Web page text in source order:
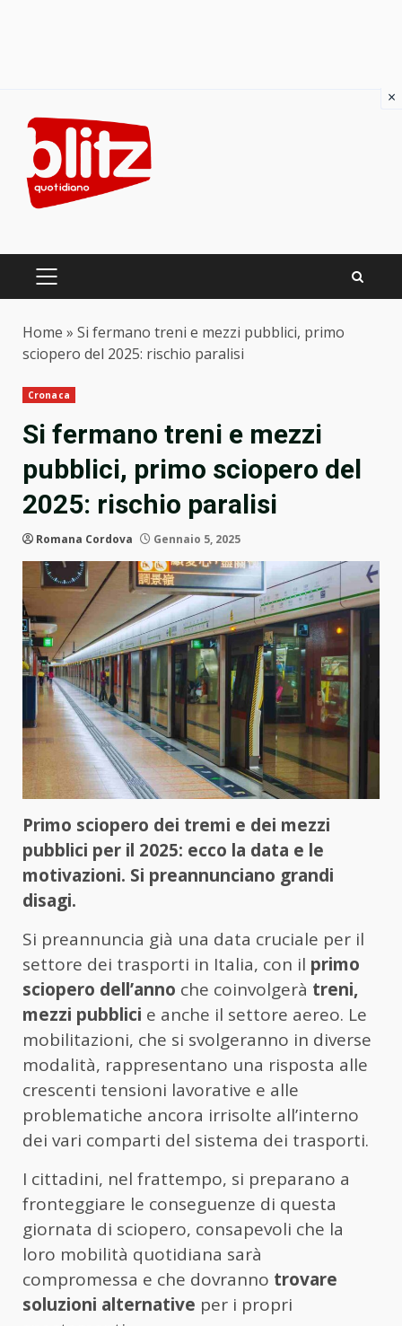
content
PRIMARY
Home » Si fermano treni e mezzi pubblici, primo
sciopero del 2025: rischio paralisi
Cronaca
Si fermano treni e mezzi
pubblici, primo sciopero del
2025: rischio paralisi
Romana Cordova Gennaio 5, 2025
Primo sciopero dei tremi e dei mezzi
pubblici per il 2025: ecco la data e le
motivazioni. Si preannunciano grandi
disagi.
Si preannuncia già una data cruciale per il
settore dei trasporti in Italia, con il primo
sciopero dell’anno che coinvolgerà treni,
mezzi pubblici e anche il settore aereo. Le
mobilitazioni, che si svolgeranno in diverse
modalità, rappresentano una risposta alle
crescenti tensioni lavorative e alle
problematiche ancora irrisolte all’interno
dei vari comparti del sistema dei trasporti.
I cittadini, nel frattempo, si preparano a
fronteggiare le conseguenze di questa
giornata di sciopero, consapevoli che la
loro mobilità quotidiana sarà
compromessa e che dovranno trovare
soluzioni alternative per i propri
×